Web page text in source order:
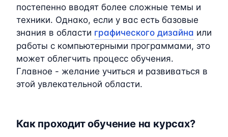
постепенно вводят более сложные темы и
техники. Однако, если у вас есть базовые
знания в области графического дизайна или
работы с компьютерными программами, это
может облегчить процесс обучения.
Главное - желание учиться и развиваться в
этой увлекательной области.
Как проходит обучение на курсах?